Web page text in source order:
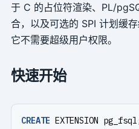
于 C 的占位符渲染、PL/
合，以及可选的 SPI 计划缓
它不需要超级用户权限。
快速开始
CREATE EXTENSION pg_fsql